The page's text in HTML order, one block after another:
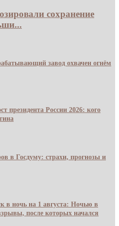
сохранение
завод охвачен огнём
президента России 2026: кого
в Госдуму: страхи, прогнозы и
в ночь на 1 августа: Ночью в
после которых начался